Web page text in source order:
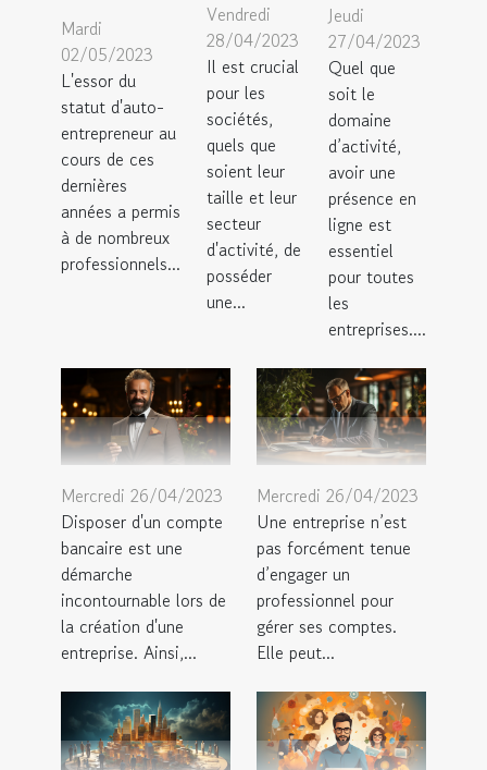
Mardi
02/05/2023
L'essor du
statut d'auto-
entrepreneur au
cours de ces
dernières
années a permis
à de nombreux
professionnels...
Vendredi
28/04/2023
Il est crucial
pour les
sociétés,
quels que
soient leur
taille et leur
secteur
d'activité, de
posséder
une...
Jeudi
27/04/2023
Quel que
soit le
domaine
d’activité,
avoir une
présence en
ligne est
essentiel
pour toutes
les
entreprises....
Mercredi 26/04/2023
Disposer d'un compte
bancaire est une
démarche
incontournable lors de
la création d'une
entreprise. Ainsi,...
Mercredi 26/04/2023
Une entreprise n’est
pas forcément tenue
d’engager un
professionnel pour
gérer ses comptes.
Elle peut...